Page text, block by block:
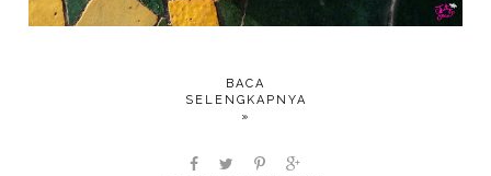
BACA
SELENGKAPNYA
»